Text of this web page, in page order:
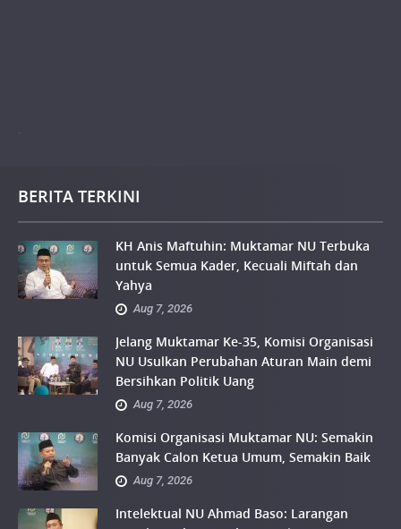
.
BERITA TERKINI
KH Anis Maftuhin: Muktamar NU Terbuka
untuk Semua Kader, Kecuali Miftah dan
Yahya
Aug 7, 2026
Jelang Muktamar Ke-35, Komisi Organisasi
NU Usulkan Perubahan Aturan Main demi
Bersihkan Politik Uang
Aug 7, 2026
Komisi Organisasi Muktamar NU: Semakin
Banyak Calon Ketua Umum, Semakin Baik
Aug 7, 2026
Intelektual NU Ahmad Baso: Larangan